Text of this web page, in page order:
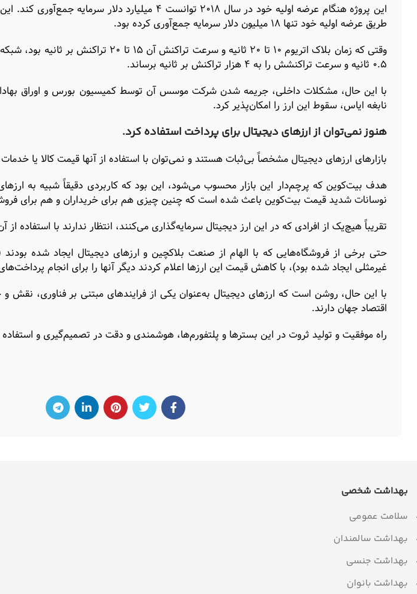
این پروژه هنگام عرضه اولیه خود در سال ۲۰۱۸ توانست ۴
طریق عرضه اولیه خود تنها ۱۸ میلیون دلار سرمایه جمع‌آوری کرده بود.
وقتی که زمان بلاک اتریوم ۱۰ تا ۲۰ ثانیه و سرعت
۰.۵ ثانیه و سرعت تراکنشش را به ۴ هزار تراکنش بر ثانیه برساند.
با این حال، مشکلات داخلی، جریمه شدن شرکت موسس آن توسط کمیسیون بورس و اوراق بهادار
نابغه ایاس، سقوط این ارز را امکان‌پذیر کرد.
هنوز نمی‌توان از ارزهای دیجیتال برای پرداخت استفاده کرد.
بازارهای ارزهای دیجیتال مشخصاً بی‌ثبات هستند و نمی‌توان با استفاده از آنها قیمت کالا یا
هدف بیت‌کوین که پرچم‌دار این بازار محسوب می‌شود، این بود که کاربردی دقیقاً شبیه به
نوسانات شدید قیمت بیت‌کوین باعث شده است که چنین چیزی هم برای خریداران و هم برای
تقریباً هیچ‌یک از افرادی که در این ارز دیجیتال سرمایه‌گذاری می‌کنند، انتظار ندارند با استفاده از
حتی برخی از فروشگاه‌هایی که با الهام از صنعت بلاکچین و ارزهای دیجیتال ایجاد شده بودند
غیرمثلی ایجاد شده بود)، با کاهش قیمت این ارزها اعلام کردند دیگر آنها را برای انجام
با این حال، روشن است که ارزهای دیجیتال به‌عنوان یکی از فرایندهای مبتنی بر فناوری، نقش و
اقتصاد جهان دارند.
راه موفقیت و تولید ثروت در این بسترها و پلتفورم‌ها، هوشمندی و دقت در تصمیم‌گیری و
بهداشت شخصی
سلامت عمومی
بهداشت سالمندان
بهداشت جنسی
بهداشت بانوان